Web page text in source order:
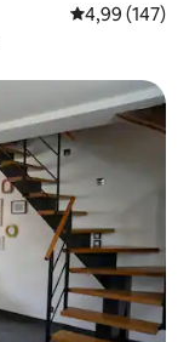
Միջին
4,99 (147)